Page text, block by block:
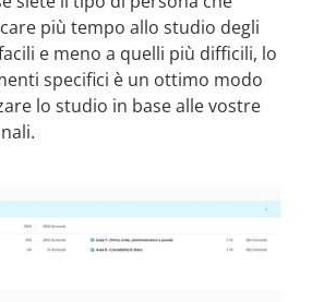
più tempo allo studio degli
e meno a quelli più difficili, lo
specifici è un ottimo modo
lo studio in base alle vostre